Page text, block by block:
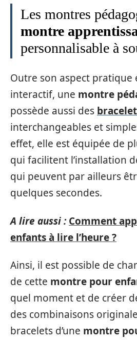
Les montres
montre
personnalisable à
Outre son aspect pratique
interactif, une montre
possède aussi des
interchangeables et
effet, elle est équipée de
qui facilitent l’installation
qui peuvent par ailleurs
quelques secondes.
A lire aussi : Comment
enfants à lire l’heure ?
Ainsi, il est possible de
de cette montre pour
quel moment et de créer
des combinaisons
bracelets d’une montre